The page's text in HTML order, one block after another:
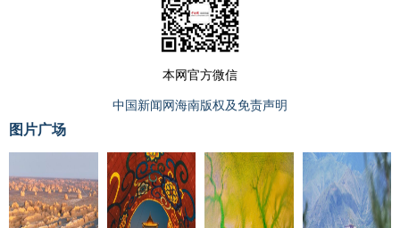
本网官方微信
中国新闻网海南版权及免责声明
图片广场